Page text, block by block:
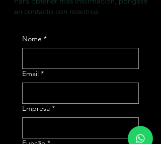
en contacto con nosotros
Nome *
Email *
Empresa *